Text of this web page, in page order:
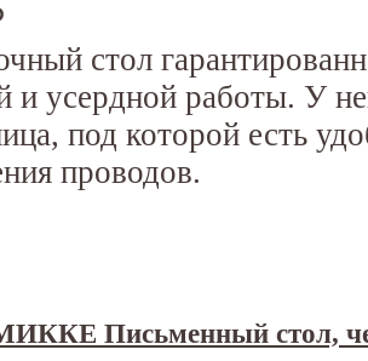
стол
и усердной работы. У
под которой есть
проводов.
Письменный стол,